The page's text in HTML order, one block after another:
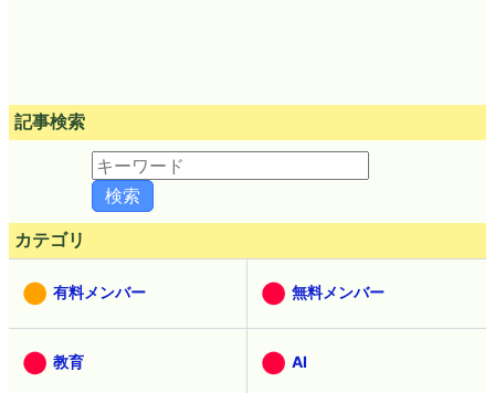
記事検索
カテゴリ
有料メンバー 無料メンバー
教育 AI